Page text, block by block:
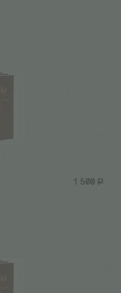
1 500 Р